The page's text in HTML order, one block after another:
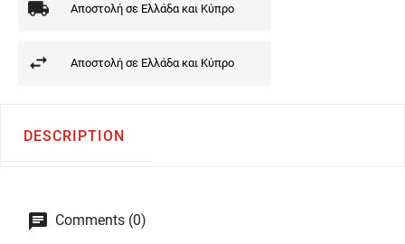
Αποστολή σε Ελλάδα και Κύπρο
Αποστολή σε Ελλάδα και Κύπρο
DESCRIPTION
Comments (0)